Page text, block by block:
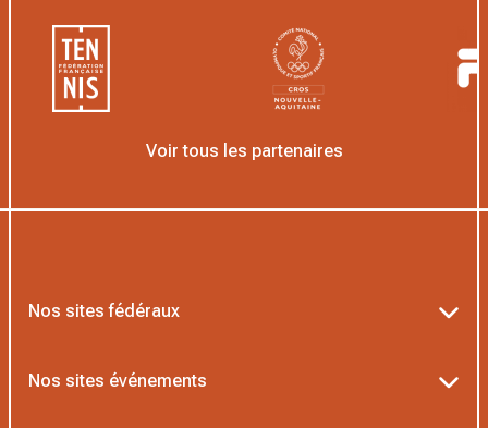
Voir tous les partenaires
Nos sites fédéraux
Nos sites événements